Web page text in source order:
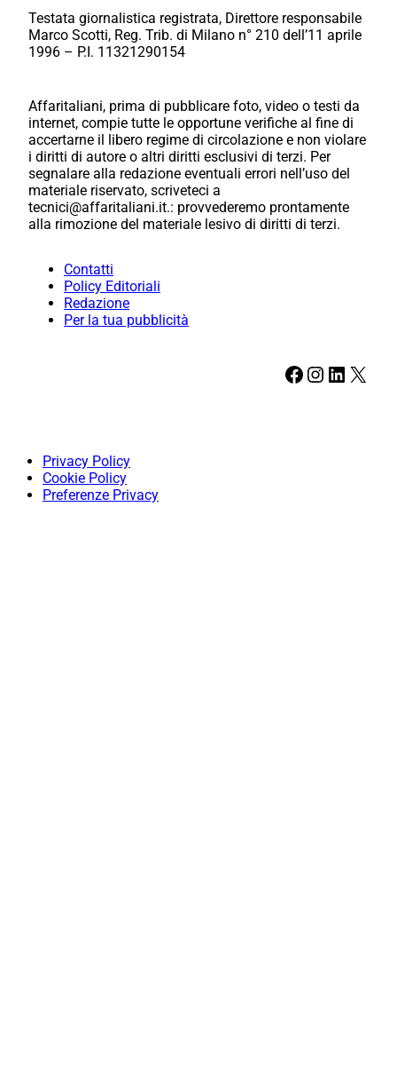
Testata giornalistica registrata, Direttore responsabile
Marco Scotti, Reg. Trib. di Milano n° 210 dell’11 aprile
1996 – P.I. 11321290154
Affaritaliani, prima di pubblicare foto, video o testi da
internet, compie tutte le opportune verifiche al fine di
accertarne il libero regime di circolazione e non violare
i diritti di autore o altri diritti esclusivi di terzi. Per
segnalare alla redazione eventuali errori nell’uso del
materiale riservato, scriveteci a
tecnici@affaritaliani.it.: provvederemo prontamente
alla rimozione del materiale lesivo di diritti di terzi.
Contatti
Policy Editoriali
Redazione
Per la tua pubblicità
Facebook Instagram LinkedIn X
Privacy Policy
Cookie Policy
Preferenze Privacy